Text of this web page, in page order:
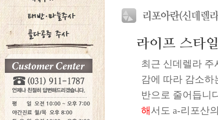
라이프 스타
최근 신데렐라 주
감에 따라 감소하
반으로 줄어듭니
해 서도 a-리포산